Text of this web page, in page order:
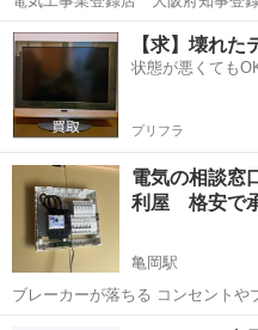
水器交換、IHクッキングヒーター
い。 他にも色々電気工事対応して
気軽にお...
京都 亀岡市 八木駅 電
【求】壊れた
状態が悪くても
プリフラ
電気の相談
利屋 格安で
亀岡駅
ブレーカーが落ちる コンセントや
ットで家電やエアコンを買ったが